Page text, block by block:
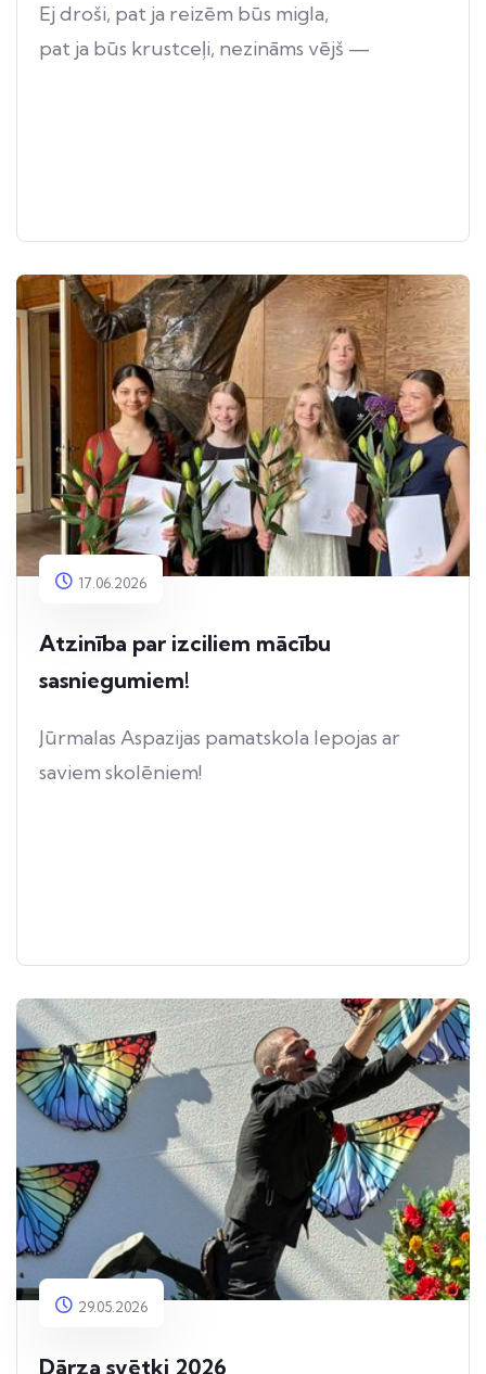
Ej droši, pat ja reizēm būs migla,
pat ja būs krustceļi, nezināms vējš —
17.06.2026
Atzinība par izciliem mācību
sasniegumiem!
Jūrmalas Aspazijas pamatskola lepojas ar
saviem skolēniem!
29.05.2026
Dārza svētki 2026